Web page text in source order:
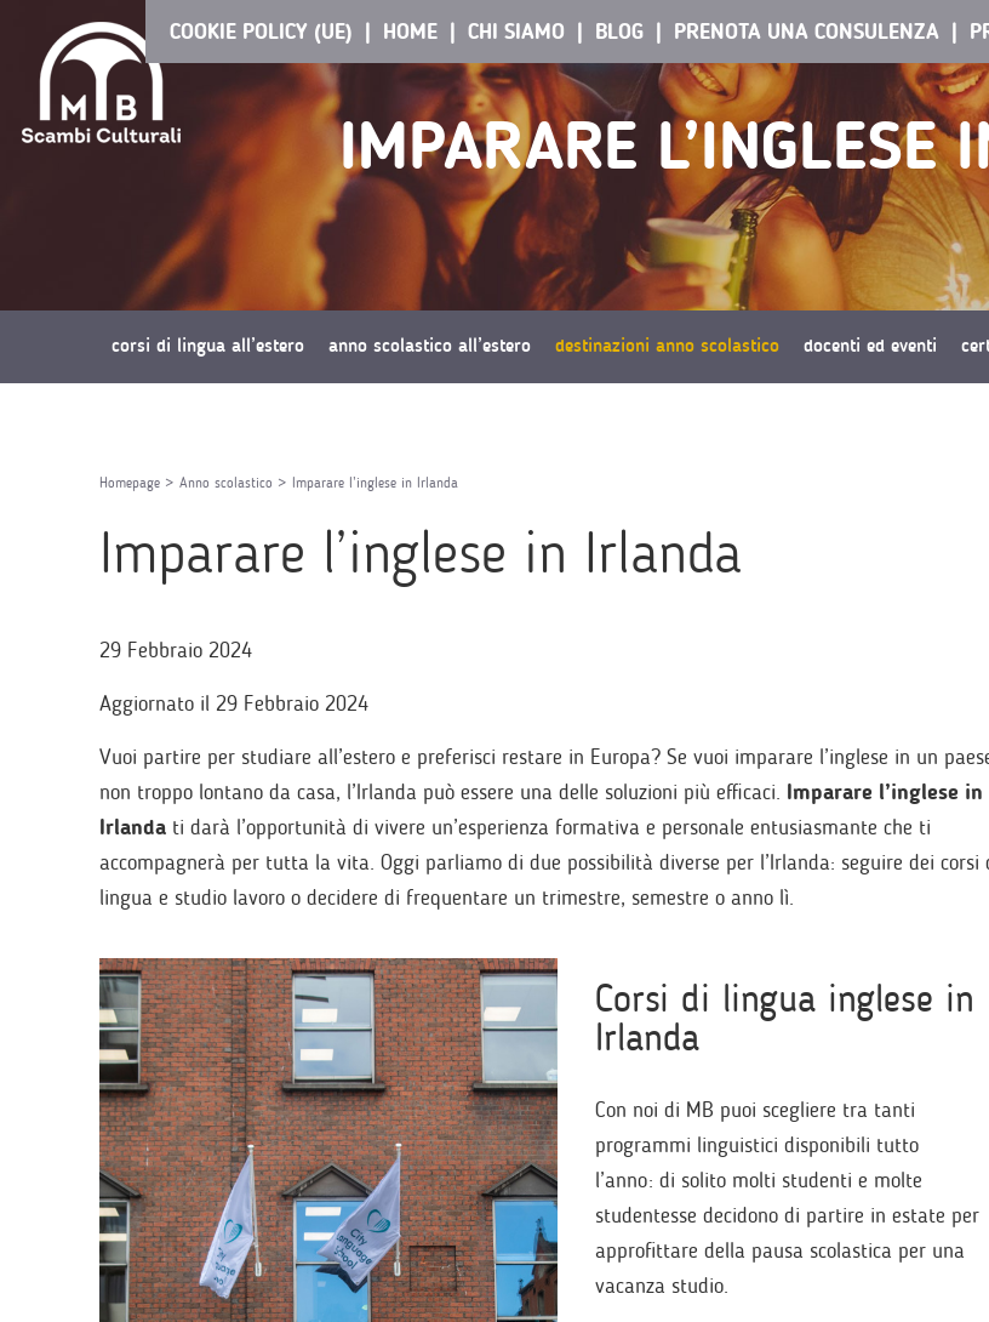
PRENOTA UNA CONSULENZA
BLOG
CHI SIAMO
HOME
COOKIE POLICY (UE)
IMPARARE L’INGLESE
corsi di lingua all’estero anno scolastico all’estero destinazioni anno scolastico docenti ed eventi
Homepage > Anno scolastico > Imparare l’inglese in Irlanda
Imparare l’inglese in Irlanda
29 Febbraio 2024
Aggiornato il 29 Febbraio 2024
Vuoi partire per studiare all’estero e preferisci restare in Europa? Se vuoi imparare l’inglese in un
non troppo lontano da casa, l’Irlanda può essere una delle soluzioni più efficaci. Imparare l’inglese in
Irlanda ti darà l’opportunità di vivere un’esperienza formativa e personale entusiasmante che ti
accompagnerà per tutta la vita. Oggi parliamo di due possibilità diverse per l’Irlanda: seguire dei corsi
lingua e studio lavoro o decidere di frequentare un trimestre, semestre o anno lì.
Corsi di lingua inglese in
Irlanda
Con noi di MB puoi scegliere tra tanti
programmi linguistici disponibili tutto
l’anno: di solito molti studenti e molte
studentesse decidono di partire in estate per
approfittare della pausa scolastica per una
vacanza studio.